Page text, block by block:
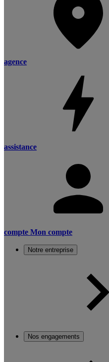
agence
assistance
compte Mon compte
Notre entreprise
Nos engagements